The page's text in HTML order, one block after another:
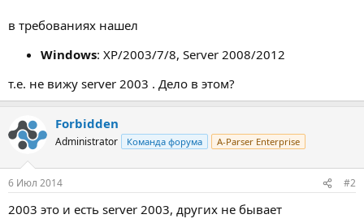
в требованиях нашел
Windows: XP/2003/7/8, Server 2008/2012
т.е. не вижу server 2003 . Дело в этом?
Forbidden
Administrator Команда форума A-Parser Enterprise
6 Июл 2014 #2
2003 это и есть server 2003, других не бывает